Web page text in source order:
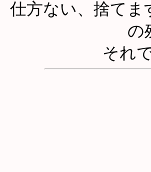
仕方ない、捨てま
の
それ